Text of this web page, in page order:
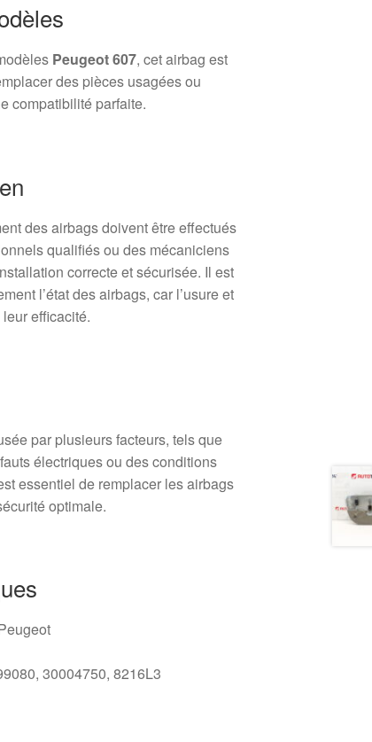
Peugeot 607, cet airbag est
des pièces usagées ou
compatibilité parfaite.
des airbags doivent être effectués
qualifiés ou des mécaniciens
correcte et sécurisée. Il est
l’état des airbags, car l’usure et
efficacité.
par plusieurs facteurs, tels que
électriques ou des conditions
essentiel de remplacer les airbags
optimale.
30004750, 8216L3